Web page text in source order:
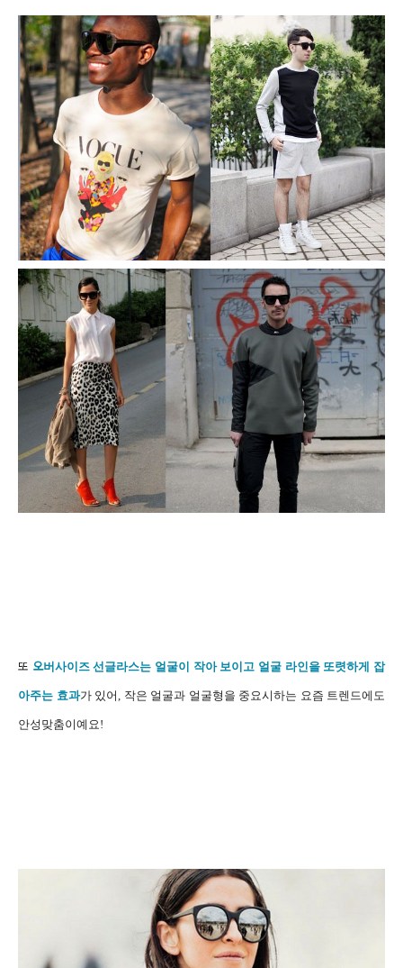
또 오버사이즈 선글라스는 얼굴이 작아 보이고 얼굴 라인을 또렷하게 잡
아주는 효과가 있어, 작은 얼굴과 얼굴형을 중요시하는 요즘 트렌드에도
안성맞춤이예요!